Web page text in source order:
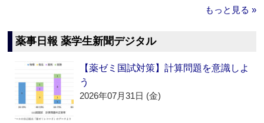
もっと見る »
薬事日報 薬学生新聞デジタル
【薬ゼミ国試対策】計算問題を意識しよ
う
2026年07月31日 (金)